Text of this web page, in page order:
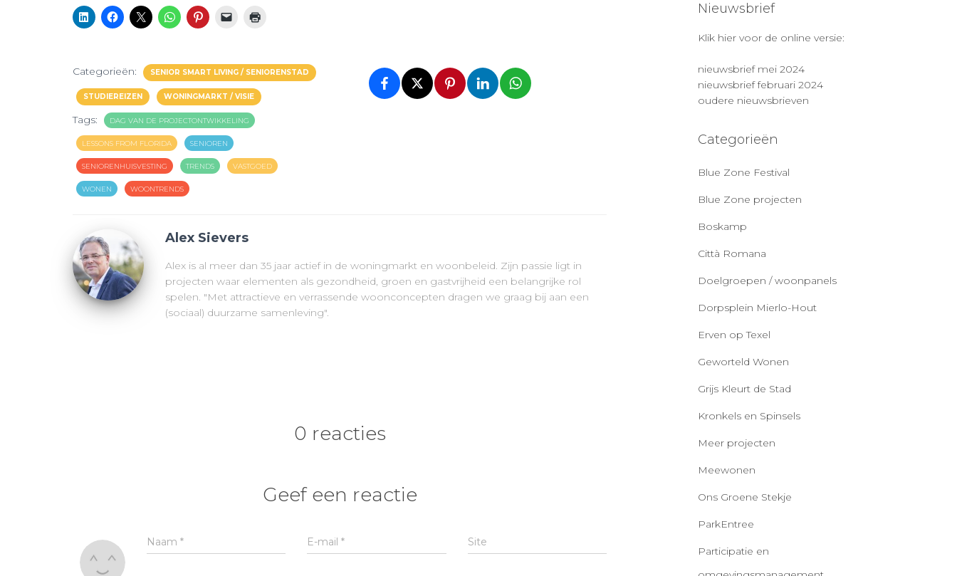
Categorieën: SENIOR SMART LIVING / SENIORENSTAD
STUDIEREIZEN WONINGMARKT / VISIE
Tags: DAG VAN DE PROJECTONTWIKKELING
LESSONS FROM FLORIDA SENIOREN
SENIORENHUISVESTING TRENDS VASTGOED
WONEN WOONTRENDS
Alex Sievers
Alex is al meer dan 35 jaar actief in de woningmarkt en woonbeleid. Zijn passie ligt in
projecten waar elementen als gezondheid, groen en gastvrijheid een belangrijke rol
spelen. "Met attractieve en verrassende woonconcepten dragen we graag bij aan een
(sociaal) duurzame samenleving".
0 reacties
Geef een reactie
Naam * E-mail* Site
Nieuwsbrief
Klik hier voor de online versie:
nieuwsbrief mei 2024
nieuwsbrief februari 2024
oudere nieuwsbrieven
Categorieën
Blue Zone Festival
Blue Zone projecten
Boskamp
Città Romana
Doelgroepen / woonpanels
Dorpsplein Mierlo-Hout
Erven op Texel
Geworteld Wonen
Grijs Kleurt de Stad
Kronkels en Spinsels
Meer projecten
Meewonen
Ons Groene Stekje
ParkEntree
Participatie en